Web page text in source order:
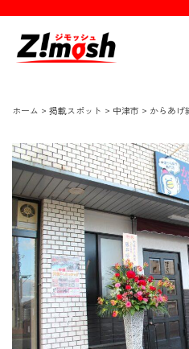
ホーム > 掲載スポット > 中津市 > からあげ